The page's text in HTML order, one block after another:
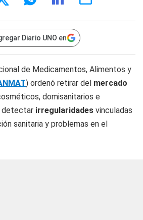
Diario UNO en
de Medicamentos, Alimentos y
) ordenó retirar del mercado
domisanitarios e
detectar irregularidades vinculadas
sanitaria y problemas en el